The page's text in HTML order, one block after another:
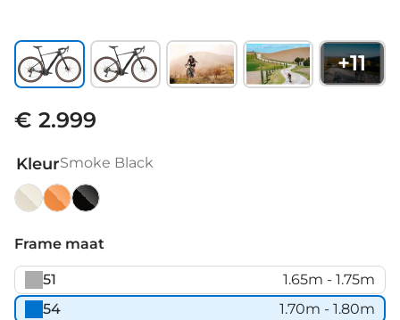
+11
€ 2.999
KleurSmoke Black
SliceBlack
Frame maat
51
1.65m - 1.75m
54
1.70m - 1.80m